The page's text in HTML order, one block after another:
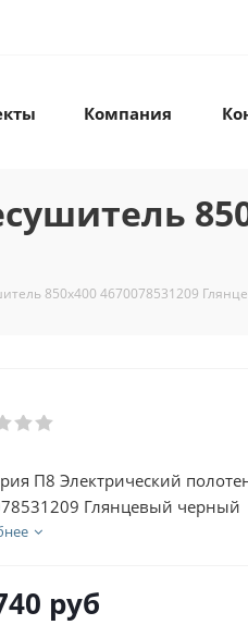
Компания
850х400 4670078531209
П8 Электрический
Глянцевый черный
руб